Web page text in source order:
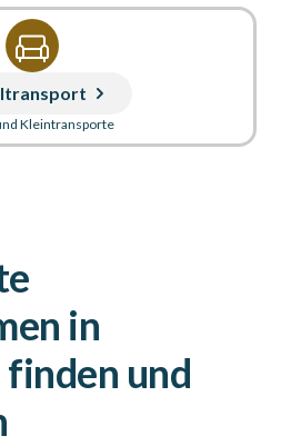
Kleintransporte
in
und